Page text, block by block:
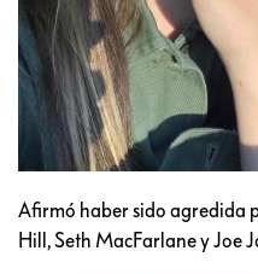
Afirmó haber sido agredida
Hill, Seth MacFarlane y Joe